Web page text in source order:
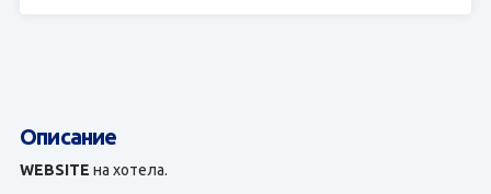
Описание
WEBSITE на хотела.